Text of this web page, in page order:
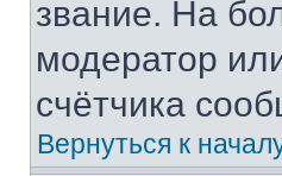
звание. На
модератор
счётчика
Вернуться к